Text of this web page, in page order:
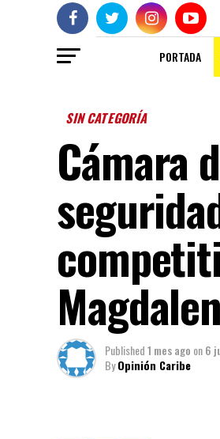
PORTADA
SIN CATEGORÍA
Cámara
Published1 mes ago on6
ByOpinión Caribe